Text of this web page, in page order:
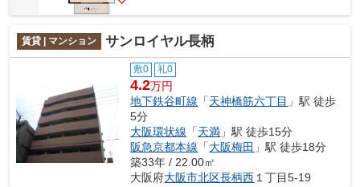
賃貸 | マンション サンロイヤル長柄
敷0 礼0
4.2万円
地下鉄谷町線 「天神橋筋六丁目 」駅 徒歩
5分
大阪環状線 「天満 」駅 徒歩15分
阪急京都本線 「大阪梅田 」駅 徒歩18分
築33年 / 22.00㎡
大阪府大阪市北区長柄西 １丁目5-19